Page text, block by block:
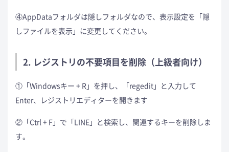
④AppDataフォルダは隠しフォルダなので、表示設定を「隠
しファイルを表示」に変更してください。
2. レジストリの不要項目を削除（上級者向け）
①「Windowsキー + R」を押し、「regedit」と入力して
Enter、レジストリエディターを開きます
②「Ctrl + F」で「LINE」と検索し、関連するキーを削除しま
す。